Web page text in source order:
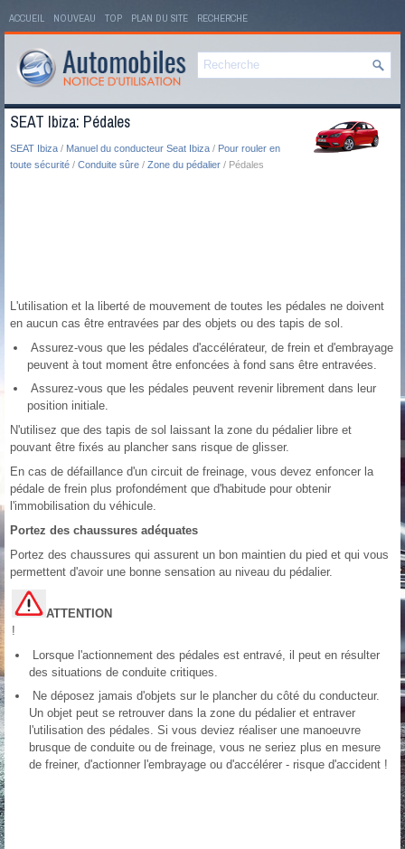
ACCUEIL NOUVEAU TOP PLAN DU SITE RECHERCHE
SEAT Ibiza: Pédales
SEAT Ibiza / Manuel du conducteur Seat Ibiza / Pour rouler en
toute sécurité / Conduite sûre / Zone du pédalier / Pédales
L'utilisation et la liberté de mouvement de toutes les pédales ne doivent
en aucun cas être entravées par des objets ou des tapis de sol.
Assurez-vous que les pédales d'accélérateur, de frein et d'embrayage
peuvent à tout moment être enfoncées à fond sans être entravées.
Assurez-vous que les pédales peuvent revenir librement dans leur
position initiale.
N'utilisez que des tapis de sol laissant la zone du pédalier libre et
pouvant être fixés au plancher sans risque de glisser.
En cas de défaillance d'un circuit de freinage, vous devez enfoncer la
pédale de frein plus profondément que d'habitude pour obtenir
l'immobilisation du véhicule.
Portez des chaussures adéquates
Portez des chaussures qui assurent un bon maintien du pied et qui vous
permettent d'avoir une bonne sensation au niveau du pédalier.
ATTENTION
!
Lorsque l'actionnement des pédales est entravé, il peut en résulter
des situations de conduite critiques.
Ne déposez jamais d'objets sur le plancher du côté du conducteur.
Un objet peut se retrouver dans la zone du pédalier et entraver
l'utilisation des pédales. Si vous deviez réaliser une manoeuvre
brusque de conduite ou de freinage, vous ne seriez plus en mesure
de freiner, d'actionner l'embrayage ou d'accélérer - risque d'accident !